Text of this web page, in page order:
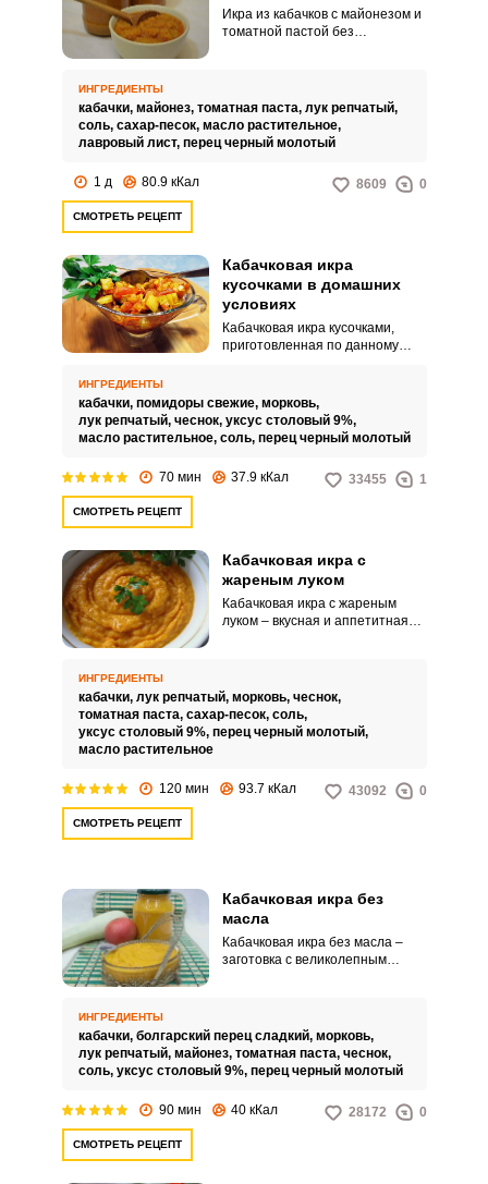
Икра из кабачков с майонезом и
томатной пастой без
измельчаются в мясорубке.
Несмотря на отсутствие лишней
кислоты в рецепте, заготовка
хорошо стоит, банки не
ИНГРЕДИЕНТЫ
кабачки, майонез, томатная паста, лук репчатый,
соль, сахар-песок, масло растительное,
лавровый лист, перец черный молотый
1 д 80.9 кКал 8609 0
СМОТРЕТЬ РЕЦЕПТ
Кабачковая икра
кусочками в домашних
условиях
Кабачковая икра кусочками,
приготовленная по данному
вкуса заключается в равных
пропорциях кабачка и
помидоров.
ИНГРЕДИЕНТЫ
кабачки, помидоры свежие, морковь,
лук репчатый, чеснок, уксус столовый 9%,
масло растительное, соль, перец черный молотый
70 мин 37.9 кКал 33455 1
СМОТРЕТЬ РЕЦЕПТ
Кабачковая икра с
жареным луком
Кабачковая икра с жареным
луком – вкусная и аппетитная
имеет гармоничный вкус.
ИНГРЕДИЕНТЫ
кабачки, лук репчатый, морковь, чеснок,
томатная паста, сахар-песок, соль,
уксус столовый 9%, перец черный молотый,
масло растительное
120 мин 93.7 кКал 43092 0
СМОТРЕТЬ РЕЦЕПТ
Кабачковая икра без
масла
Кабачковая икра без масла –
заготовка с великолепным
использования растительного
масла. Такую заготовку можно
подавать к столу с любым
гарниром, а можно употреблять
ИНГРЕДИЕНТЫ
кабачки, болгарский перец сладкий, морковь,
лук репчатый, майонез, томатная паста, чеснок,
соль, уксус столовый 9%, перец черный молотый
90 мин 40 кКал 28172 0
СМОТРЕТЬ РЕЦЕПТ